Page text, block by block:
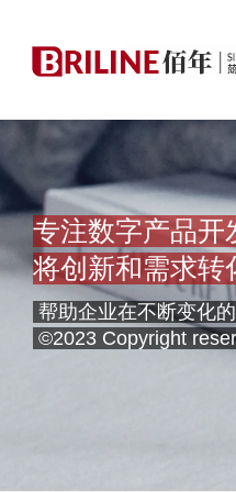
专注数字产品开
将创新和需求转
帮助企业在不断变化
©2023 Copyright